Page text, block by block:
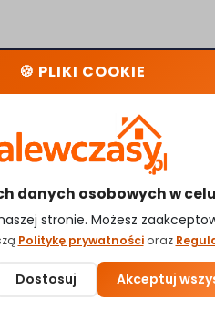
🍪 PLIKI COOKIE
danych osobowych w
stronie. Możesz
Politykę prywatnościoraz
Dostosuj Akceptuj